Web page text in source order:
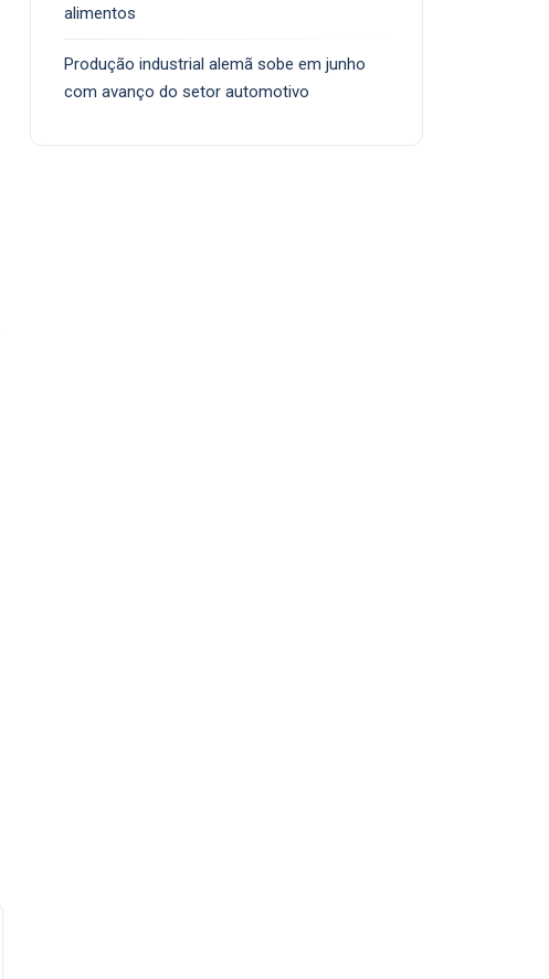
alimentos
Produção industrial alemã sobe em junho
com avanço do setor automotivo